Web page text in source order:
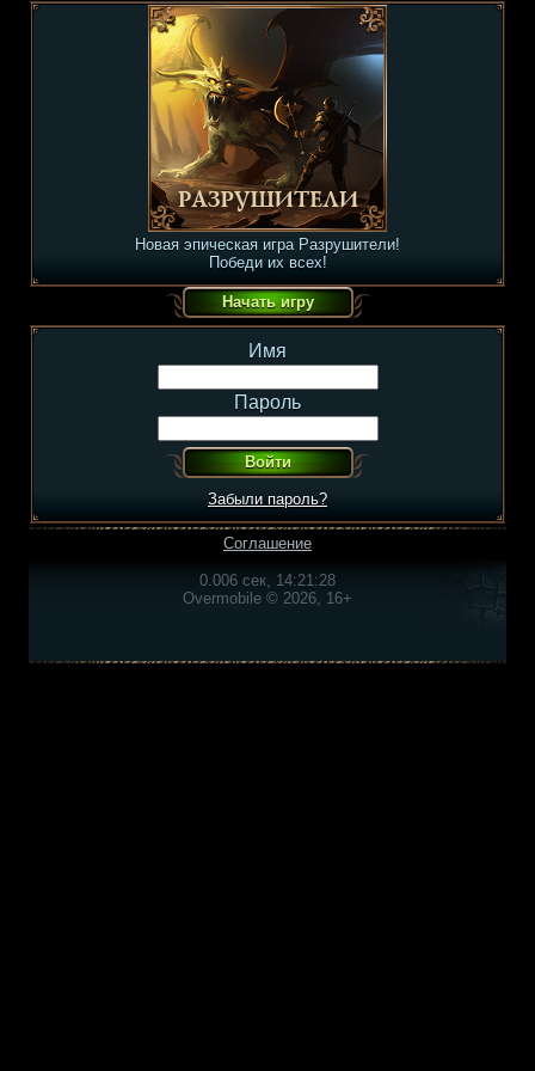
Новая эпическая игра Разрушители!
Победи их всех!
Имя
Пароль
Забыли пароль?
Соглашение
0.006 сек, 14:21:28
Overmobile © 2026, 16+